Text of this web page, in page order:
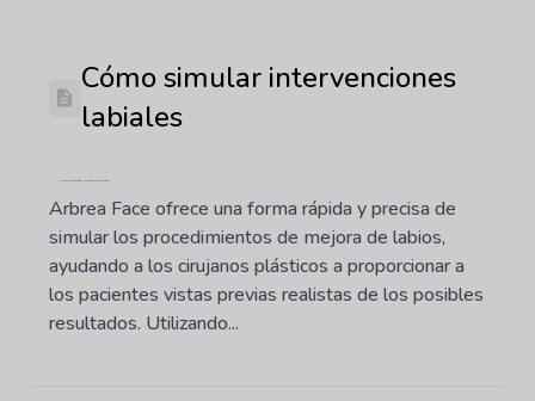
Cómo simular intervenciones
labiales
Última actualización: 7 de noviembre de 2025
Arbrea Face ofrece una forma rápida y precisa de
simular los procedimientos de mejora de labios,
ayudando a los cirujanos plásticos a proporcionar a
los pacientes vistas previas realistas de los posibles
resultados. Utilizando...